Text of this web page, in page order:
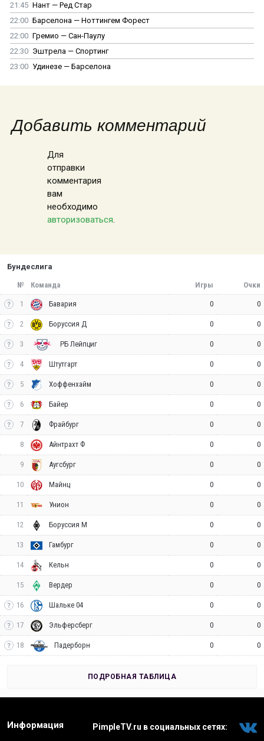
21:45 Нант — Ред Стар
22:00 Барселона — Ноттингем Форест
22:00 Гремио — Сан-Паулу
22:30 Эштрела — Спортинг
23:00 Удинезе — Барселона
Добавить комментарий
Для
отправки
комментария
вам
необходимо
авторизоваться.
Бундеслига
№ Команда Игры Очки
1 Бавария 0 0
2 Боруссия Д 0 0
3 РБ Лейпциг 0 0
4 Штутгарт 0 0
5 Хоффенхайм 0 0
6 Байер 0 0
7 Фрайбург 0 0
8 Айнтрахт Ф 0 0
9 Аугсбург 0 0
10 Майнц 0 0
11 Унион 0 0
12 Боруссия М 0 0
13 Гамбург 0 0
14 Кельн 0 0
15 Вердер 0 0
16 Шальке 04 0 0
17 Эльферсберг 0 0
18 Падерборн 0 0
ПОДРОБНАЯ ТАБЛИЦА
Информация PimpleTV.ru в социальных сетях: